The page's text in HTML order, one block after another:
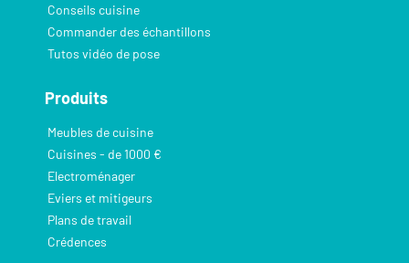
Conseils cuisine
Commander des échantillons
Tutos vidéo de pose
Produits
Meubles de cuisine
Cuisines - de 1000 €
Electroménager
Eviers et mitigeurs
Plans de travail
Crédences